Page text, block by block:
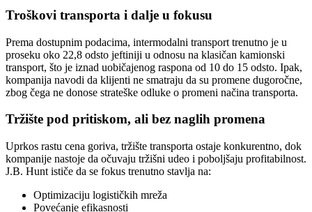
Troškovi transporta i dalje u fokusu
Prema dostupnim podacima, intermodalni transport trenutno je u
proseku oko 22,8 odsto jeftiniji u odnosu na klasičan kamionski
transport, što je iznad uobičajenog raspona od 10 do 15 odsto. Ipak,
kompanija navodi da klijenti ne smatraju da su promene dugoročne,
zbog čega ne donose strateške odluke o promeni načina transporta.
Tržište pod pritiskom, ali bez naglih promena
Uprkos rastu cena goriva, tržište transporta ostaje konkurentno, dok
kompanije nastoje da očuvaju tržišni udeo i poboljšaju profitabilnost.
J.B. Hunt ističe da se fokus trenutno stavlja na:
Optimizaciju logističkih mreža
Povećanje efikasnosti